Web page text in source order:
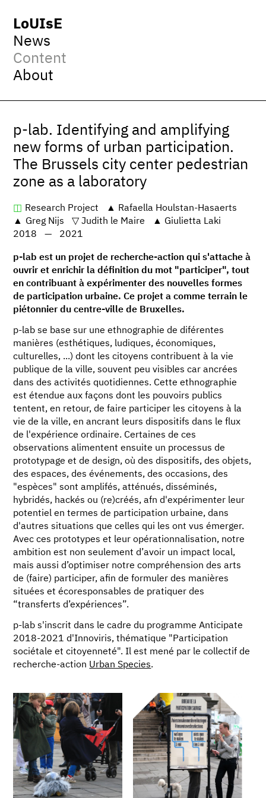
LoUIsE
News
Content
About
p-lab. Identifying and amplifying
new forms of urban participation.
The Brussels city center pedestrian
zone as a laboratory
Research Project
Rafaella Houlstan-Hasaerts
Greg Nijs
Judith le Maire
Giulietta Laki
2018
— 2021
p-lab est un projet de recherche-action qui s'attache à
ouvrir et enrichir la définition du mot "participer", tout
en contribuant à expérimenter des nouvelles formes
de participation urbaine. Ce projet a comme terrain le
piétonnier du centre-ville de Bruxelles.
p-lab se base sur une ethnographie de diférentes
manières (esthétiques, ludiques, économiques,
culturelles, ...) dont les citoyens contribuent à la vie
publique de la ville, souvent peu visibles car ancrées
dans des activités quotidiennes. Cette ethnographie
est étendue aux façons dont les pouvoirs publics
tentent, en retour, de faire participer les citoyens à la
vie de la ville, en ancrant leurs dispositifs dans le flux
de l'expérience ordinaire. Certaines de ces
observations alimentent ensuite un processus de
prototypage et de design, où des dispositifs, des objets,
des espaces, des événements, des occasions, des
"espèces" sont amplifés, atténués, disséminés,
hybridés, hackés ou (re)créés, afn d'expérimenter leur
potentiel en termes de participation urbaine, dans
d'autres situations que celles qui les ont vus émerger.
Avec ces prototypes et leur opérationnalisation, notre
ambition est non seulement d’avoir un impact local,
mais aussi d’optimiser notre compréhension des arts
de (faire) participer, afin de formuler des manières
situées et écoresponsables de pratiquer des
“transferts d’expériences”.
p-lab s'inscrit dans le cadre du programme Anticipate
2018-2021 d'Innoviris, thématique "Participation
sociétale et citoyenneté". Il est mené par le collectif de
recherche-action Urban Species.